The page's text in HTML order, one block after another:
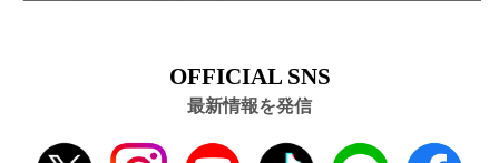
OFFICIAL SNS
最新情報を発信